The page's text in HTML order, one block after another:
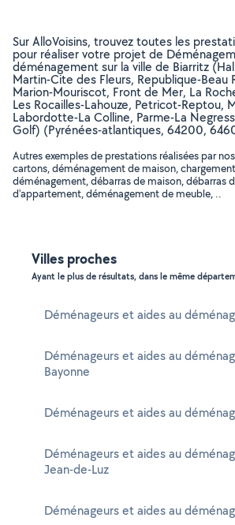
Sur AlloVoisins, trouvez toutes les
pour réaliser votre projet de
déménagement sur la ville de Biarritz
Martin-Cite des Fleurs, Republique-Beau
Marion-Mouriscot, Front de Mer, La
Les Rocailles-Lahouze, Petricot-Reptou,
Labordotte-La Colline, Parme-La
Golf) (Pyrénées-atlantiques, 64200,
Autres exemples de prestations réalisées par
cartons, déménagement de maison,
déménagement, débarras de maison, débarras
d'appartement, déménagement de meuble, ..
Villes proches
Ayant le plus de résultats, dans le même
Déménageurs et aides au
Déménageurs et aides au
Bayonne
Déménageurs et aides au
Déménageurs et aides au
Jean-de-Luz
Déménageurs et aides au